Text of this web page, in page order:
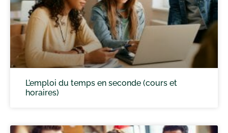
L’emploi du temps en seconde (cours et
horaires)